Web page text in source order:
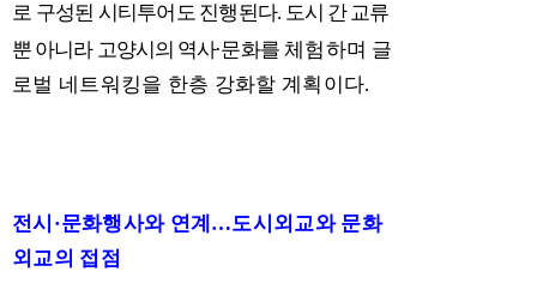
로 구성된 시티투어도 진행된다. 도시 간 교류
뿐 아니라 고양시의 역사·문화를체험하며 글
로벌 네트워킹을 한층 강화할 계획 이다.
전시 ·문화행사와 연계 …도시외교와 문화
외교의 접점